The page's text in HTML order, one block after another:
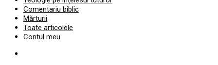
Comentariu biblic
Mărturii
Toate articolele
Contul meu